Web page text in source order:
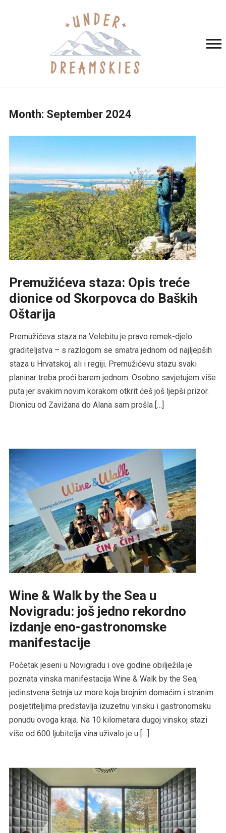
Month: September 2024
Premužićeva staza: Opis treće
dionice od Skorpovca do Baških
Oštarija
Premužićeva staza na Velebitu je pravo remek-djelo
graditeljstva – s razlogom se smatra jednom od najljepših
staza u Hrvatskoj, ali i regiji. Premužićevu stazu svaki
planinar treba proći barem jednom. Osobno savjetujem više
puta jer svakim novim korakom otkrit ćeš još ljepši prizor.
Dionicu od Zavižana do Alana sam prošla […]
Wine & Walk by the Sea u
Novigradu: još jedno rekordno
izdanje eno-gastronomske
manifestacije
Početak jeseni u Novigradu i ove godine obilježila je
poznata vinska manifestacija Wine & Walk by the Sea,
jedinstvena šetnja uz more koja brojnim domaćim i stranim
posjetiteljima predstavlja izuzetnu vinsku i gastronomsku
ponudu ovoga kraja. Na 10 kilometara dugoj vinskoj stazi
više od 600 ljubitelja vina uživalo je u […]